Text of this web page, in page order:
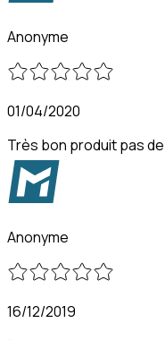
Anonyme
01/04/2020
Très bon produit pas
Anonyme
16/12/2019